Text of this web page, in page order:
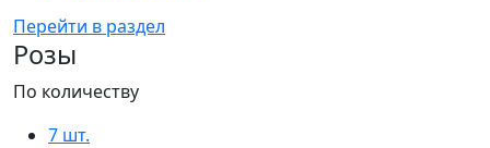
Перейти в раздел
Розы
По количеству
7 шт.